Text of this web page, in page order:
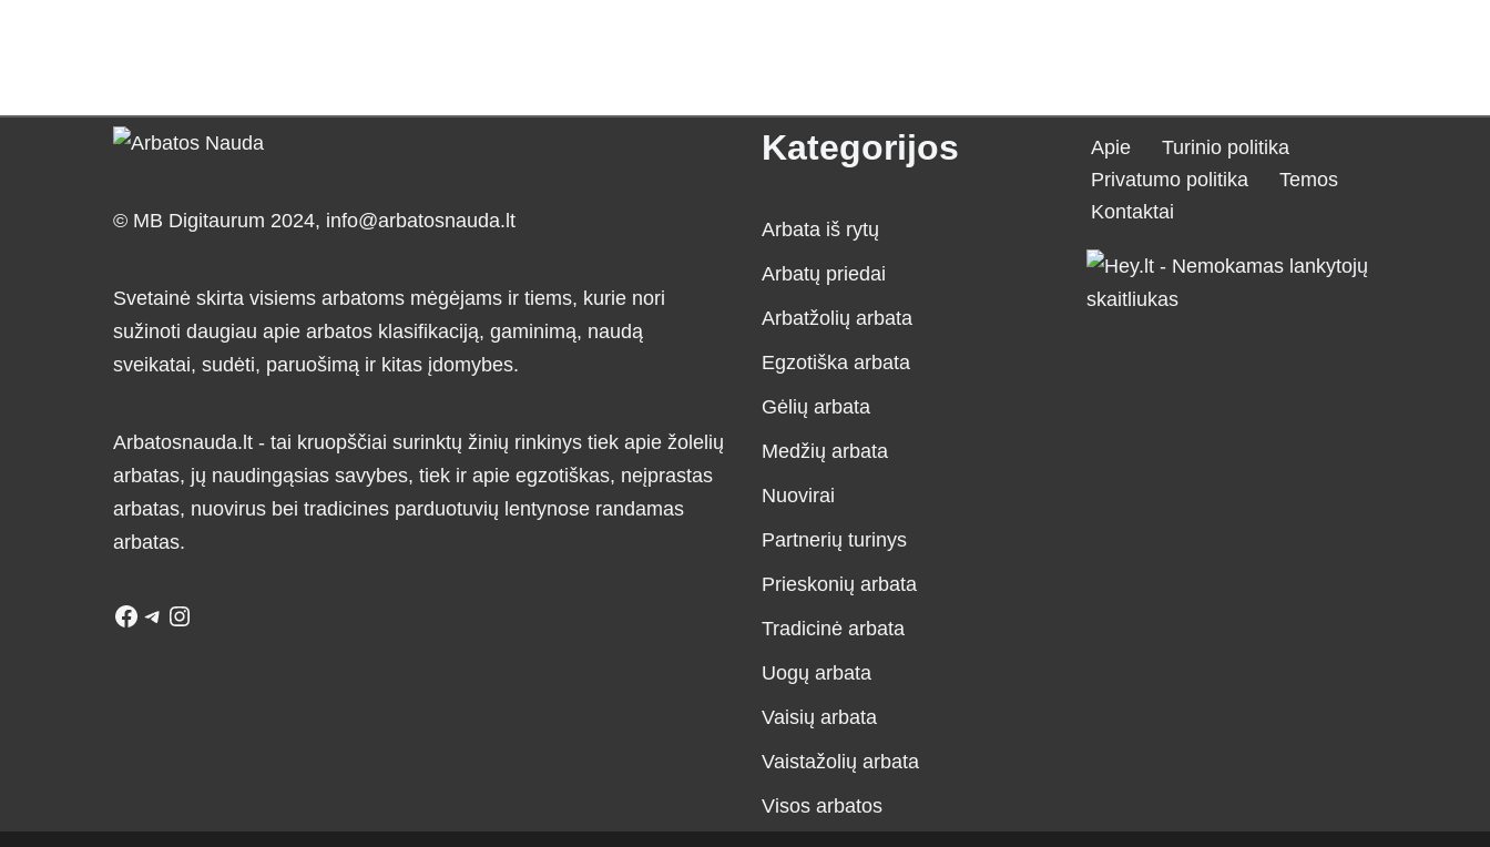
© MB Digitaurum 2024, info@arbatosnauda.lt
Svetainė skirta visiems arbatoms mėgėjams ir tiems, kurie nori
sužinoti daugiau apie arbatos klasifikaciją, gaminimą, naudą
sveikatai, sudėti, paruošimą ir kitas įdomybes.
Arbatosnauda.lt - tai kruopščiai surinktų žinių rinkinys tiek apie žolelių
arbatas, jų naudingąsias savybes, tiek ir apie egzotiškas, neįprastas
arbatas, nuovirus bei tradicines parduotuvių lentynose randamas
arbatas.
Kategorijos
Arbata iš rytų
Arbatų priedai
Arbatžolių arbata
Egzotiška arbata
Gėlių arbata
Medžių arbata
Nuovirai
Partnerių turinys
Prieskonių arbata
Tradicinė arbata
Uogų arbata
Vaisių arbata
Vaistažolių arbata
Visos arbatos
Apie
Turinio politika
Privatumo politika
Temos
Kontaktai